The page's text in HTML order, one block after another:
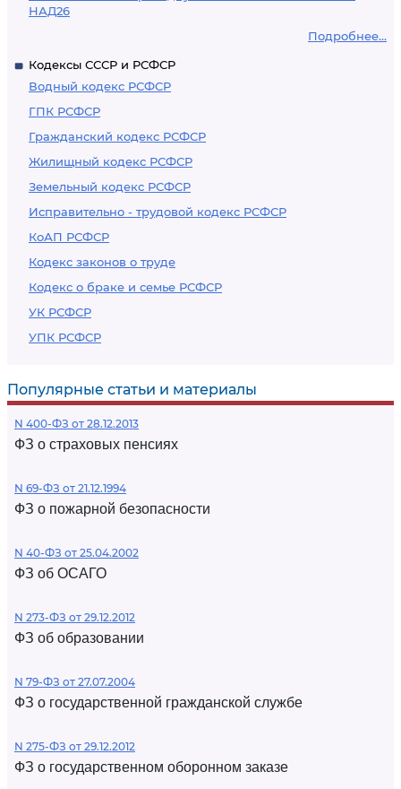
НАД26
Подробнее...
Кодексы СССР и РСФСР
Водный кодекс РСФСР
ГПК РСФСР
Гражданский кодекс РСФСР
Жилищный кодекс РСФСР
Земельный кодекс РСФСР
Исправительно - трудовой кодекс РСФСР
КоАП РСФСР
Кодекс законов о труде
Кодекс о браке и семье РСФСР
УК РСФСР
УПК РСФСР
Популярные статьи и материалы
N 400-ФЗ от 28.12.2013
ФЗ о страховых пенсиях
N 69-ФЗ от 21.12.1994
ФЗ о пожарной безопасности
N 40-ФЗ от 25.04.2002
ФЗ об ОСАГО
N 273-ФЗ от 29.12.2012
ФЗ об образовании
N 79-ФЗ от 27.07.2004
ФЗ о государственной гражданской службе
N 275-ФЗ от 29.12.2012
ФЗ о государственном оборонном заказе